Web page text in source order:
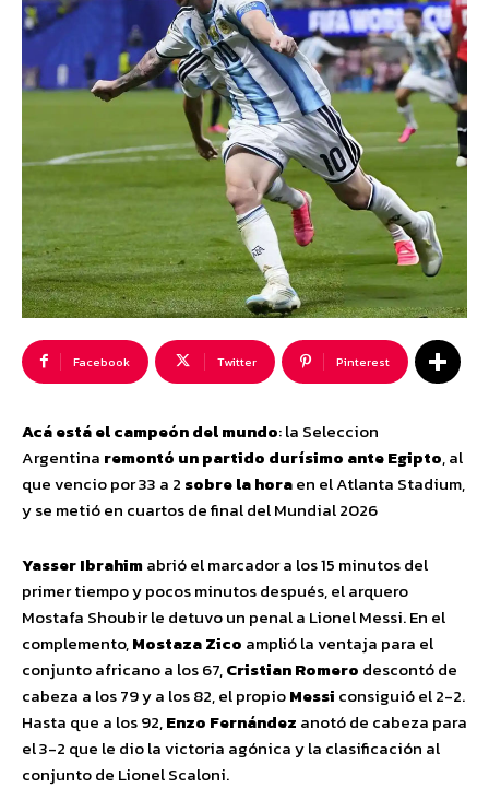
Facebook Twitter Pinterest
Acá está el campeón del mundo: la Seleccion
Argentina remontó un partido durísimo ante Egipto, al
que vencio por 33 a 2 sobre la horaen el Atlanta Stadium,
y se metió en cuartos de finaldel Mundial 2026
Yasser Ibrahimabrió el marcador a los 15 minutos del
primer tiempo y pocos minutos después, el arquero
Mostafa Shoubir le detuvo un penal a Lionel Messi. En el
complemento,Mostaza Zico amplió la ventaja para el
conjunto africano a los 67,Cristian Romero descontó de
cabeza a los 79 y a los 82, el propioMessi consiguió el 2-2.
Hasta que a los 92,Enzo Fernández anotó de cabeza para
el 3-2 que le dio la victoria agónica y la clasificación al
conjunto de Lionel Scaloni.